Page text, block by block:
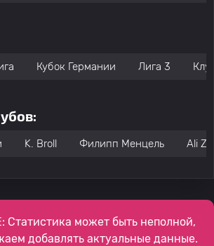
Кубок Германии Лига 3
K. Broll Филипп Менцель Ali
может быть неполной,
добавлять актуальные данные.